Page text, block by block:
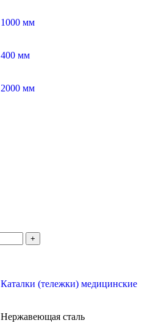
1000 мм
400 мм
2000 мм
Каталки (тележки) медицинские
Нержавеющая сталь